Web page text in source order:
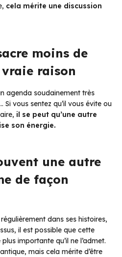
cela mérite une discussion
moins de
raison
agenda soudainement très
vous sentez qu’il vous évite ou
il se peut qu’une autre
son énergie.
une autre
de façon
dans ses histoires,
il est possible que cette
importante qu’il ne l’admet.
mais cela mérite d’être